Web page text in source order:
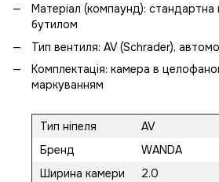
Матеріал (компаунд): стандартна
бутилом
Тип вентиля: AV (Schrader),
Комплектація: камера в
маркуванням
Тип ніпеля
AV
Бренд
WANDA
Ширина камери
2.0